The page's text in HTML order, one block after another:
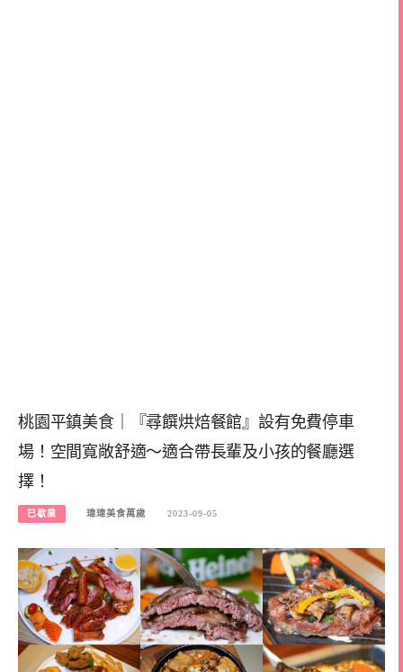
桃園平鎮美食｜『尋饌烘焙餐館』設有免費停車
場！空間寬敞舒適～適合帶長輩及小孩的餐廳選
擇！
已歇業 瑋瑋美食萬歲 2023-09-05